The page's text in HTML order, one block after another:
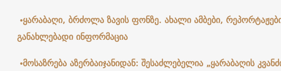
•ყარაბაღი, ბრძოლა ზავის ფონზე. ახალი ამბები,
განახლებადი ინფორმაცია
•მოსაზრება აზერბაიჯანიდან: შესაძლებელია „ყარაბაღის